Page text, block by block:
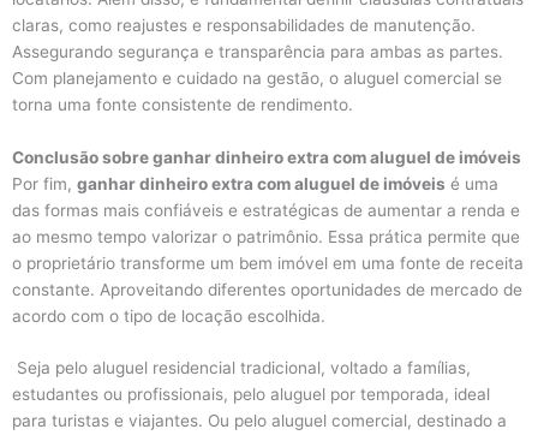
claras, como reajustes e responsabilidades de manutenção.
Assegurando segurança e transparência para ambas as partes.
Com planejamento e cuidado na gestão, o aluguel comercial se
torna uma fonte consistente de rendimento.
Conclusão sobre ganhar dinheiro extra com aluguel de imóveis
Por fim, ganhar dinheiro extra com aluguel de imóveis é uma
das formas mais confiáveis e estratégicas de aumentar a renda e
ao mesmo tempo valorizar o patrimônio. Essa prática permite que
o proprietário transforme um bem imóvel em uma fonte de receita
constante. Aproveitando diferentes oportunidades de mercado de
acordo com o tipo de locação escolhida.
Seja pelo aluguel residencial tradicional, voltado a famílias,
estudantes ou profissionais, pelo aluguel por temporada, ideal
para turistas e viajantes. Ou pelo aluguel comercial, destinado a